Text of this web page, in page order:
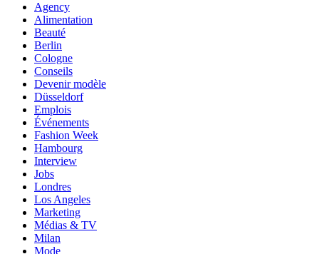
Agency
Alimentation
Beauté
Berlin
Cologne
Conseils
Devenir modèle
Düsseldorf
Emplois
Événements
Fashion Week
Hambourg
Interview
Jobs
Londres
Los Angeles
Marketing
Médias & TV
Milan
Mode